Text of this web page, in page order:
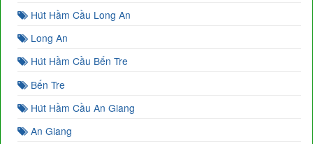
Hút Hầm Cầu Long An
Long An
Hút Hầm Cầu Bến Tre
Bến Tre
Hút Hầm Cầu An Giang
An Giang